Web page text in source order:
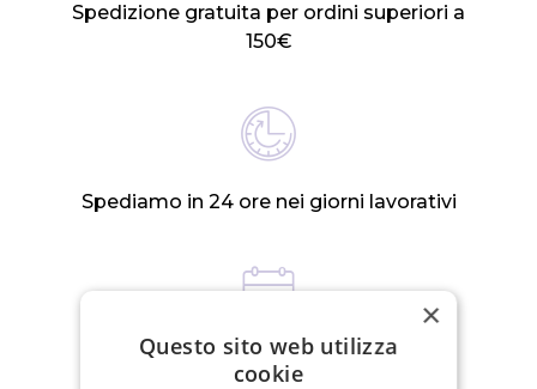
Spedizione gratuita per ordini superiori a
150€
Spediamo in 24 ore nei giorni lavorativi
Politica di reso di 30 giorni
×
Questo sito web utilizza
cookie